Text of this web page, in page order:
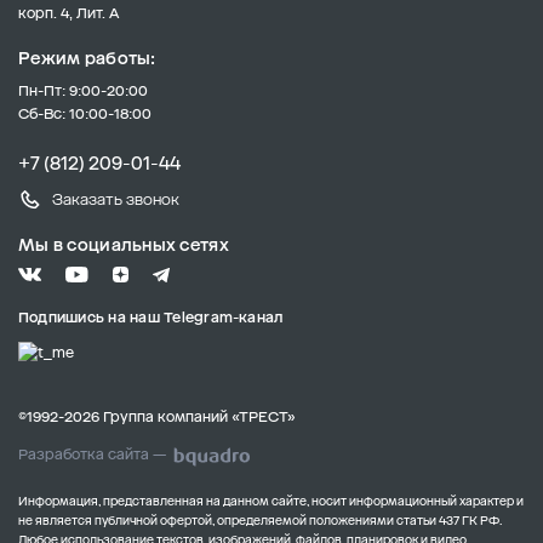
корп. 4, Лит. А
Режим работы:
Пн-Пт: 9:00-20:00
Сб-Вс: 10:00-18:00
+7 (812) 209-01-44
Заказать звонок
Мы в социальных сетях
Подпишись на наш Telegram-канал
©1992-2026 Группа компаний «ТРЕСТ»
Разработка сайта —
Информация, представленная на данном сайте, носит информационный характер и
не является публичной офертой, определяемой положениями статьи 437 ГК РФ.